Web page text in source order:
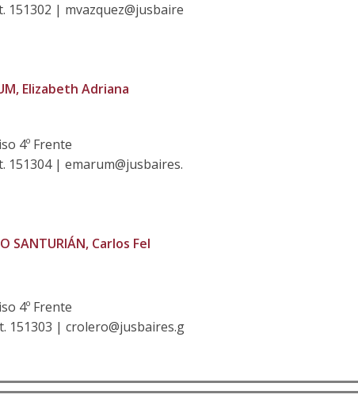
151302 | mvazquez@jusbaire
Elizabeth Adriana
4º Frente
151304 | emarum@jusbaires.
SANTURIÁN, Carlos Fel
4º Frente
151303 | crolero@jusbaires.g